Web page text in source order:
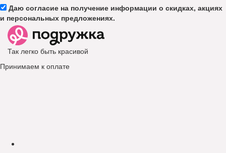
Даю согласие на получение информации о скидках, акциях
и персональных предложениях.
Так легко быть красивой
Принимаем к оплате